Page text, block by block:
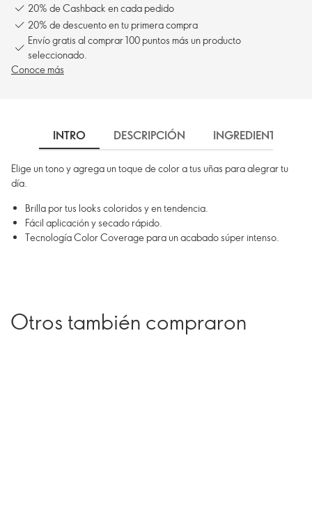
20% de Cashback en cada pedido
20% de descuento en tu primera compra
Envío gratis al comprar 100 puntos más un producto
seleccionado.
Conoce más
INTRO DESCRIPCIÓN INGREDIENTES
Elige un tono y agrega un toque de color a tus uñas para alegrar tu
día.
Brilla por tus looks coloridos y en tendencia.
Fácil aplicación y secado rápido.
Tecnología Color Coverage para un acabado súper intenso.
Otros también compraron